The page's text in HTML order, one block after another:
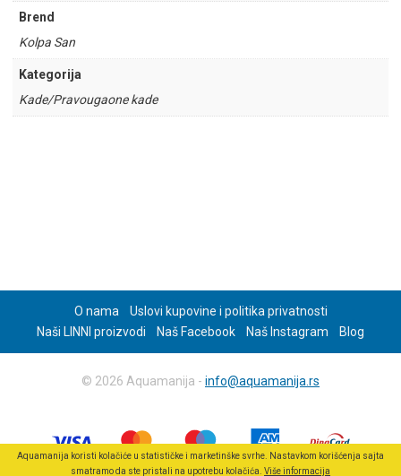
Brend
Kolpa San
Kategorija
Kade/Pravougaone kade
O nama
Uslovi kupovine i politika privatnosti
Naši LINNI proizvodi
Naš Facebook Naš Instagram Blog
© 2026 Aquamanija - info@aquamanija.rs
Aquamanija koristi kolačiće u statističke i marketinške svrhe. Nastavkom korišćenja sajta
smatramo da ste pristali na upotrebu kolačića. Više informacija